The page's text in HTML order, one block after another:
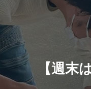
【週末